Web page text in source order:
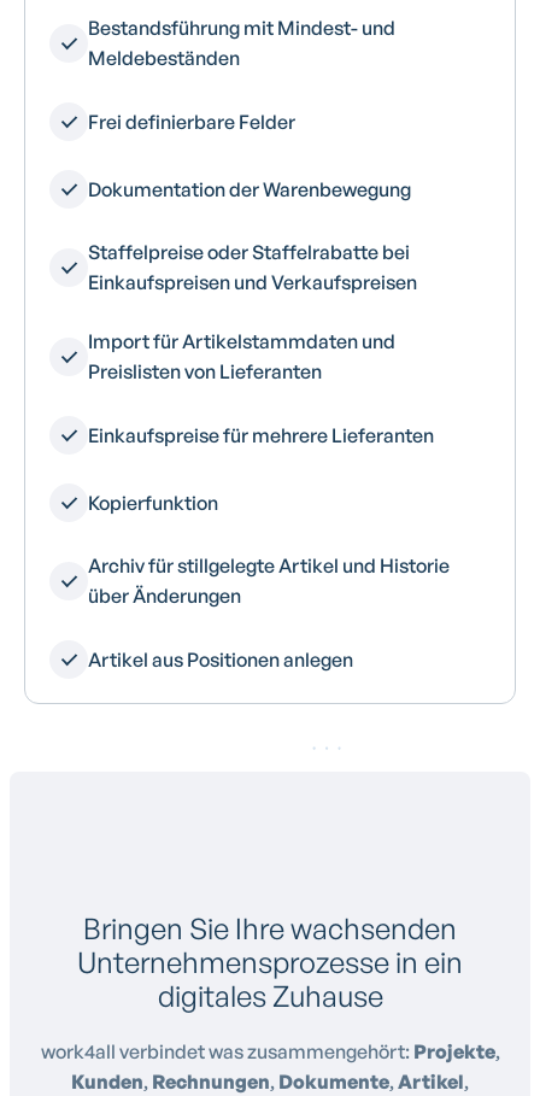
Bestandsführung mit Mindest- und
Meldebeständen
Frei definierbare Felder
Dokumentation der Warenbewegung
Staffelpreise oder Staffelrabatte bei
Einkaufspreisen und Verkaufspreisen
Import für Artikelstammdaten und
Preislisten von Lieferanten
Einkaufspreise für mehrere Lieferanten
Kopierfunktion
Archiv für stillgelegte Artikel und Historie
über Änderungen
Artikel aus Positionen anlegen
Bringen Sie Ihre wachsenden
Unternehmensprozesse in ein
digitales Zuhause
work4all verbindet was zusammengehört: Projekte,
Kunden, Rechnungen, Dokumente,Artikel,